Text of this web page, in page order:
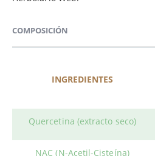
COMPOSICIÓN
INGREDIENTES
Quercetina (extracto seco)
NAC (N-Acetil-Cisteína)